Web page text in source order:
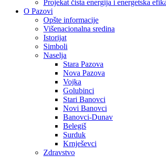
Projekat čista energija i energetska
O Pazovi
Opšte informacije
Višenacionalna sredina
Istorijat
Simboli
Naselja
Stara Pazova
Nova Pazova
Vojka
Golubinci
Stari Banovci
Novi Banovci
Banovci-Dunav
Belegiš
Surduk
Krnješevci
Zdravstvo